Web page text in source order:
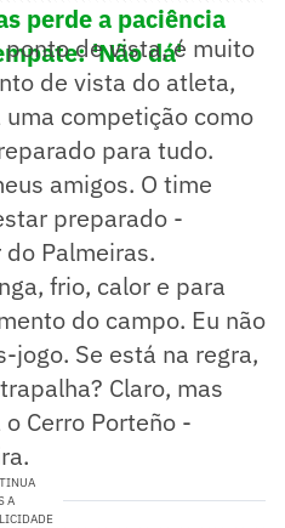
perde a paciência
'Não dá'
de vista, é muito
de vista do atleta,
competição como
para tudo.
amigos. O time
preparado -
Palmeiras.
frio, calor e para
do campo. Eu não
jogo. Se está na regra,
Claro, mas
Cerro Porteño -
A